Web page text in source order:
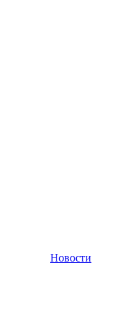
Новости